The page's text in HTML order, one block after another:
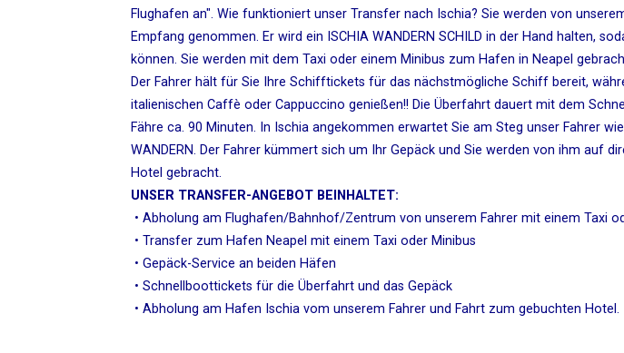
Flughafen an". Wie funktioniert unser Transfer nach Ischia? Sie werden von
Empfang genommen. Er wird ein ISCHIA WANDERN SCHILD in der Hand halten,
können. Sie werden mit dem Taxi oder einem Minibus zum Hafen in Neapel
Der Fahrer hält für Sie Ihre Schifftickets für das nächstmögliche Schiff bereit,
italienischen Caffè oder Cappuccino genießen!! Die Überfahrt dauert mit dem
Fähre ca. 90 Minuten. In Ischia angekommen erwartet Sie am Steg unser Fahrer
WANDERN. Der Fahrer kümmert sich um Ihr Gepäck und Sie werden von ihm auf
Hotel gebracht.
UNSER TRANSFER-ANGEBOT BEINHALTET:
• Abholung am Flughafen/Bahnhof/Zentrum von unserem Fahrer mit einem Taxi
• Transfer zum Hafen Neapel mit einem Taxi oder Minibus
• Gepäck-Service an beiden Häfen
• Schnellboottickets für die Überfahrt und das Gepäck
• Abholung am Hafen Ischia vom unserem Fahrer und Fahrt zum gebuchten Hotel.